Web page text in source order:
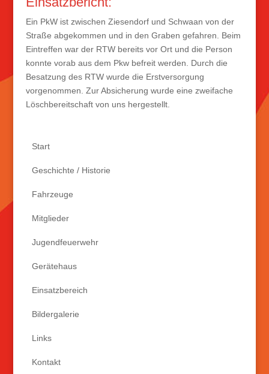
Ein PkW ist zwischen Ziesendorf und Schwaan von der
Straße abgekommen und in den Graben gefahren. Beim
Eintreffen war der RTW bereits vor Ort und die Person
konnte vorab aus dem Pkw befreit werden. Durch die
Besatzung des RTW wurde die Erstversorgung
vorgenommen. Zur Absicherung wurde eine zweifache
Löschbereitschaft von uns hergestellt.
Start
Geschichte / Historie
Fahrzeuge
Mitglieder
Jugendfeuerwehr
Gerätehaus
Einsatzbereich
Bildergalerie
Links
Kontakt